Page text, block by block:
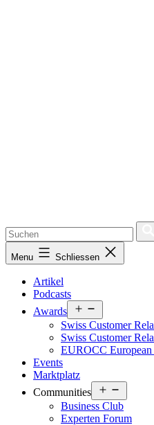
Menu Schliessen
Artikel
Podcasts
Awards
menu
Swiss Customer
Swiss Customer
EUROCC
Events
Marktplatz
Communities
menu
Business Club
Experten Forum